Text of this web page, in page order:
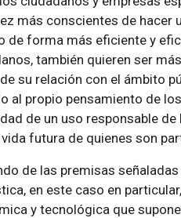
más conscientes de hacer
de forma más eficiente y
también quieren ser
su relación con el ámbito
al propio pensamiento de
de un uso responsable
futura de quienes son
de las premisas
en este caso en
y tecnológica que